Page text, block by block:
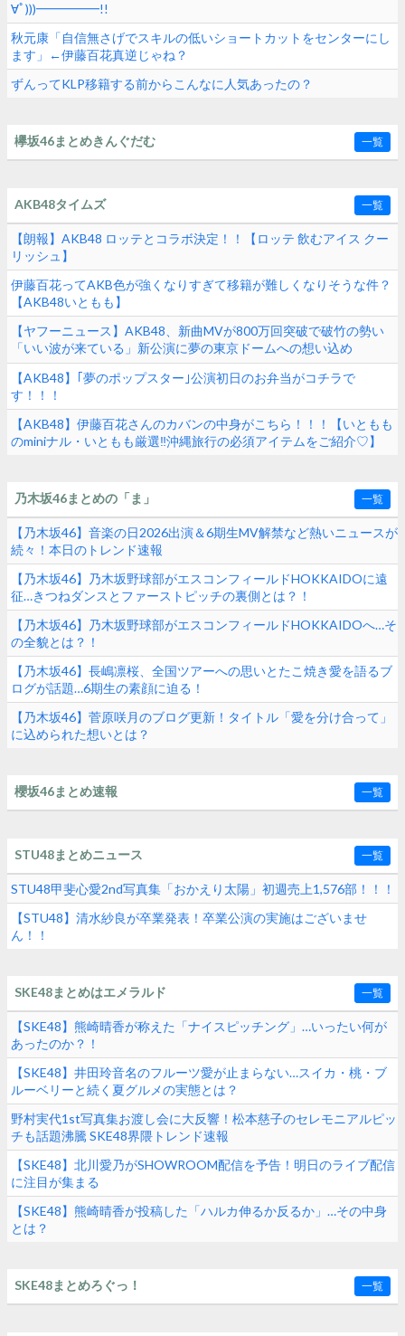
∀ﾟ)))━━━━━!!
秋元康「自信無さげでスキルの低いショートカットをセンターにし
ます」←伊藤百花真逆じゃね？
ずんってKLP移籍する前からこんなに人気あったの？
欅坂46まとめきんぐだむ 一覧
AKB48タイムズ 一覧
【朗報】AKB48 ロッテとコラボ決定！！【ロッテ 飲むアイス クー
リッシュ】
伊藤百花ってAKB色が強くなりすぎて移籍が難しくなりそうな件？
【AKB48いともも】
【ヤフーニュース】AKB48、新曲MVが800万回突破で破竹の勢い
「いい波が来ている」新公演に夢の東京ドームへの想い込め
る！！！
【AKB48】｢夢のポップスター｣公演初日のお弁当がコチラで
す！！！
【AKB48】伊藤百花さんのカバンの中身がこちら！！！【いともも
のminiナル・いともも厳選‼︎沖縄旅行の必須アイテムをご紹介♡】
乃木坂46まとめの「ま」 一覧
【乃木坂46】音楽の日2026出演＆6期生MV解禁など熱いニュースが
続々！本日のトレンド速報
【乃木坂46】乃木坂野球部がエスコンフィールドHOKKAIDOに遠
征…きつねダンスとファーストピッチの裏側とは？！
【乃木坂46】乃木坂野球部がエスコンフィールドHOKKAIDOへ…そ
の全貌とは？！
【乃木坂46】長嶋凛桜、全国ツアーへの思いとたこ焼き愛を語るブ
ログが話題…6期生の素顔に迫る！
【乃木坂46】菅原咲月のブログ更新！タイトル「愛を分け合って」
に込められた想いとは？
櫻坂46まとめ速報 一覧
STU48まとめニュース 一覧
STU48甲斐心愛2nd写真集「おかえり太陽」初週売上1,576部！！！
【STU48】清水紗良が卒業発表！卒業公演の実施はございませ
ん！！
SKE48まとめはエメラルド 一覧
【SKE48】熊崎晴香が称えた「ナイスピッチング」…いったい何が
あったのか？！
【SKE48】井田玲音名のフルーツ愛が止まらない…スイカ・桃・ブ
ルーベリーと続く夏グルメの実態とは？
野村実代1st写真集お渡し会に大反響！松本慈子のセレモニアルピッ
チも話題沸騰 SKE48界隈トレンド速報
【SKE48】北川愛乃がSHOWROOM配信を予告！明日のライブ配信
に注目が集まる
【SKE48】熊崎晴香が投稿した「ハルカ伸るか反るか」…その中身
とは？
SKE48まとめろぐっ！ 一覧